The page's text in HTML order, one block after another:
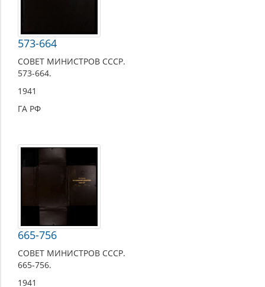
573-664
СОВЕТ МИНИСТРОВ СССР.
573-664.
1941
ГА РФ
665-756
СОВЕТ МИНИСТРОВ СССР.
665-756.
1941